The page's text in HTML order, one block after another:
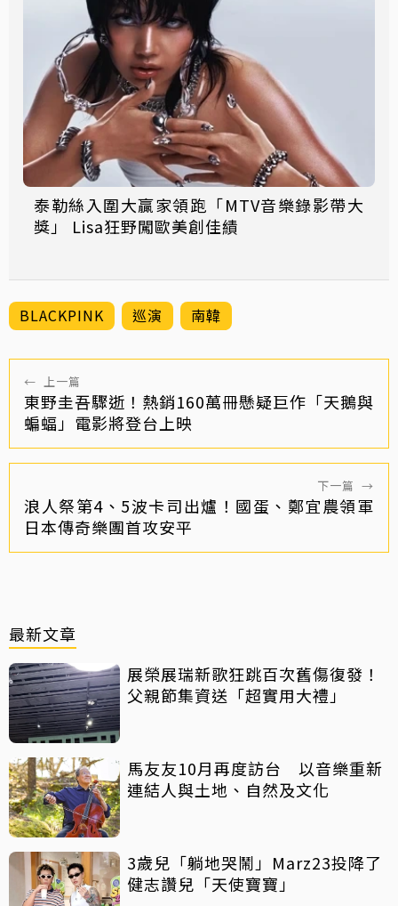
泰勒絲入圍大贏家領跑「MTV音樂錄影帶大
獎」 Lisa狂野闖歐美創佳績
BLACKPINK 巡演 南韓
← 上一篇
東野圭吾驟逝！熱銷160萬冊懸疑巨作「天鵝與
蝙蝠」電影將登台上映
下一篇 →
浪人祭第4、5波卡司出爐！國蛋、鄭宜農領軍
日本傳奇樂團首攻安平
最新文章
展榮展瑞新歌狂跳百次舊傷復發！
父親節集資送「超實用大禮」
馬友友10月再度訪台 以音樂重新
連結人與土地、自然及文化
3歲兒「躺地哭鬧」Marz23投降了
健志讚兒「天使寶寶」